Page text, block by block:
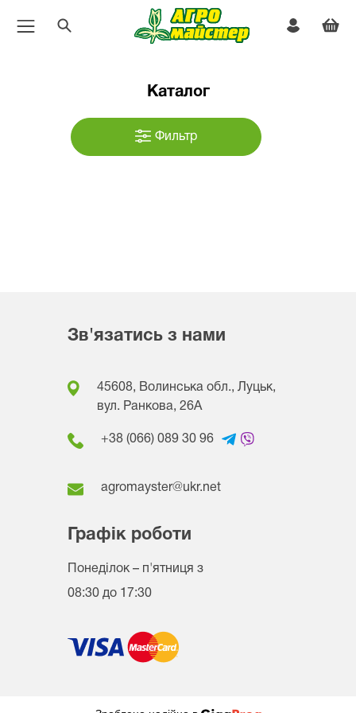
Каталог
Фильтр
Зв'язатись з нами
45608, Волинська обл., Луцьк,
вул. Ранкова, 26A
+38 (066) 089 30 96
agromayster@ukr.net
Графік роботи
Понеділок – п'ятниця з
08:30 до 17:30